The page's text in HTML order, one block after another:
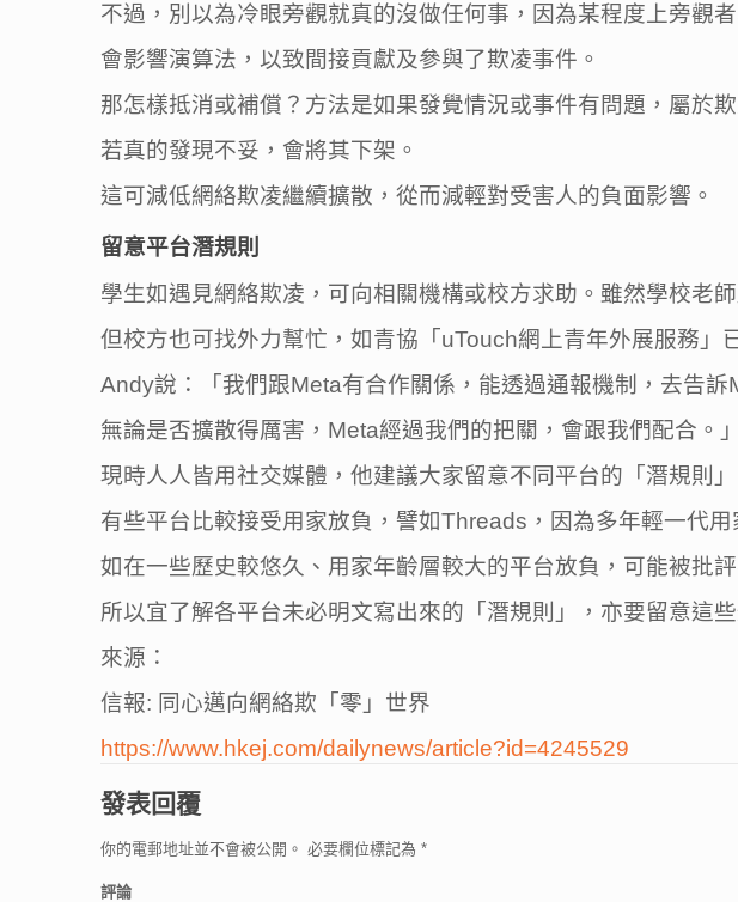
不過，別以為冷眼旁觀就真的沒做任何事，因為某程度上旁
會影響演算法，以致間接貢獻及參與了欺凌事件。
那怎樣抵消或補償？方法是如果發覺情況或事件有問題，屬於
若真的發現不妥，會將其下架。
這可減低網絡欺凌繼續擴散，從而減輕對受害人的負面影響。
留意平台潛規則
學生如遇見網絡欺凌，可向相關機構或校方求助。雖然學校老
但校方也可找外力幫忙，如青協「uTouch網上青年外展服務」
Andy說：「我們跟Meta有合作關係，能透過通報機制，去告
無論是否擴散得厲害，Meta經過我們的把關，會跟我們配合。」
現時人人皆用社交媒體，他建議大家留意不同平台的「潛規則」
有些平台比較接受用家放負，譬如Threads，因為多年輕一代
如在一些歷史較悠久、用家年齡層較大的平台放負，可能被批
所以宜了解各平台未必明文寫出來的「潛規則」，亦要留意這
來源：
信報: 同心邁向網絡欺「零」世界
https://www.hkej.com/dailynews/article?id=4245529
發表回覆
你的電郵地址並不會被公開。 必要欄位標記為 *
評論